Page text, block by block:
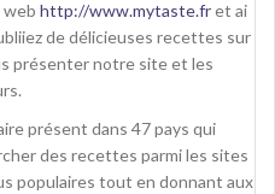
web http://www.mytaste.fret ai
de délicieuses recettes sur
présenter notre site et les
présent dans 47 pays qui
des recettes parmi les sites
populaires tout en donnant aux